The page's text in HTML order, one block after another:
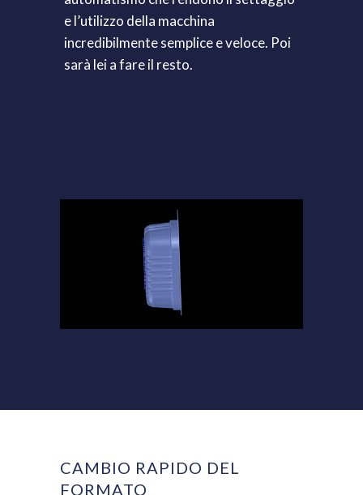
e l’utilizzo della macchina
incredibilmente semplice e veloce. Poi
sarà lei a fare il resto.
CAMBIO RAPIDO DEL
FORMATO